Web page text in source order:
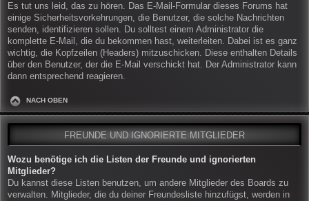
Es tut uns leid, das zu hören. Das E-Mail-Formular dieses Forums hat
einige Sicherheitsvorkehrungen, die Benutzer, die solche Nachrichten
senden, identifizieren sollen. Du solltest einem Administrator die
komplette E-Mail, die du bekommen hast, weiterleiten. Dabei ist es ganz
wichtig, die Kopfzeilen (Headers) mitzuschicken. Diese enthalten Details
über den Benutzer, der die E-Mail verschickt hat. Der Administrator kann
dann entsprechend reagieren.
NACH OBEN
FREUNDE UND IGNORIERTE MITGLIEDER
Wozu benötige ich die Listen der Freunde und ignorierten
Mitglieder?
Du kannst diese Listen benutzen, um andere Mitglieder des Boards zu
verwalten. Mitglieder, die du deiner Freundesliste hinzufügst, werden in